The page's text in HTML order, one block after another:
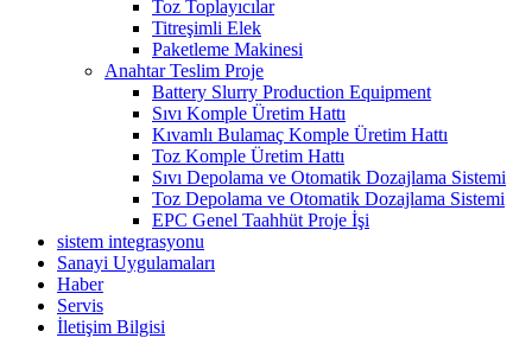
Toz Toplayıcılar
Titreşimli Elek
Paketleme Makinesi
Anahtar Teslim Proje
Battery Slurry Production Equipment
Sıvı Komple Üretim Hattı
Kıvamlı Bulamaç Komple Üretim Hattı
Toz Komple Üretim Hattı
Sıvı Depolama ve Otomatik Dozajlama Sistemi
Toz Depolama ve Otomatik Dozajlama Sistemi
EPC Genel Taahhüt Proje İşi
sistem integrasyonu
Sanayi Uygulamaları
Haber
Servis
İletişim Bilgisi